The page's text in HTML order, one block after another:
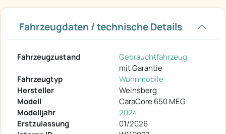
Fahrzeugdaten / technische Details
Fahrzeugzustand
Gebrauchtfahrzeug
mit Garantie
Fahrzeugtyp
Wohnmobile
Hersteller
Weinsberg
Modell
CaraCore 650 MEG
Modelljahr
2024
Erstzulassung
01/2026